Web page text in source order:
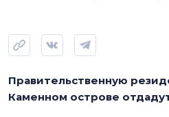
Правительственную
Каменном острове